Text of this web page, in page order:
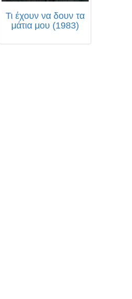
Τι έχουν να δουν τα
μάτια μου (1983)